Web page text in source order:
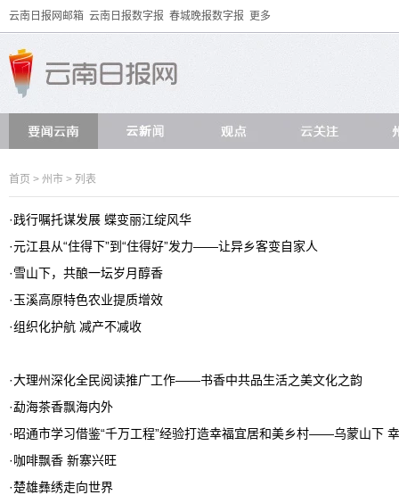
云南日报网邮箱 云南日报数字报 春城晚报数字报 更多
首页 > 州市 > 列表
·践行嘱托谋发展 蝶变丽江绽风华
·元江县从“住得下”到“住得好”发力——让异乡客变自家人
·雪山下，共酿一坛岁月醇香
·玉溪高原特色农业提质增效
·组织化护航 减产不减收
·大理州深化全民阅读推广工作——书香中共品生活之美文化之韵
·勐海茶香飘海内外
· 昭通市学习借鉴“千万工程”经验打造幸福宜居和美乡村——乌蒙山下
·咖啡飘香 新寨兴旺
·楚雄彝绣走向世界